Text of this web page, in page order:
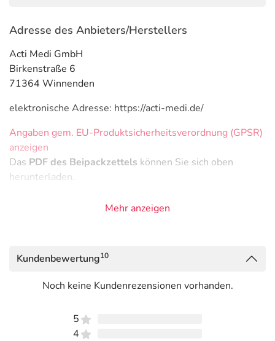
Adresse des Anbieters/Herstellers
Acti Medi GmbH
Birkenstraße 6
71364 Winnenden
elektronische Adresse: https://acti-medi.de/
Angaben gem. EU-Produktsicherheitsverordnung (GPSR)
anzeigen
Das PDF des Beipackzettels können Sie sich oben
herunterladen.
Mehr anzeigen
Kundenbewertung10
Noch keine Kundenrezensionen vorhanden.
5
4